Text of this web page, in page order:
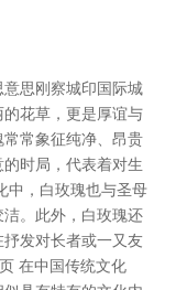
思刚察城印国际城
花草，更是厚谊与
常象征纯净、昂贵
时局，代表着对生
中，白玫瑰也与圣母
。此外，白玫瑰还
发对长者或一又友
在中国传统文化